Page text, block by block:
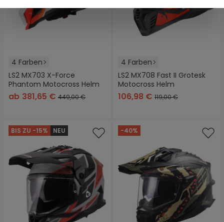
4 Farben
LS2 MX703 X-Force
Phantom Motocross Helm
ab 381,65 € 449,00 €
4 Farben
LS2 MX708 Fast II Grotesk
Motocross Helm
106,98 € 119,00 €
BIS ZU -15% NEU -40%